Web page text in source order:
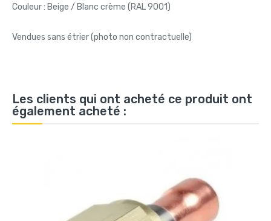
Couleur : Beige / Blanc crème (RAL 9001)
Vendues sans étrier (photo non contractuelle)
Les clients qui ont acheté ce produit ont
également acheté :